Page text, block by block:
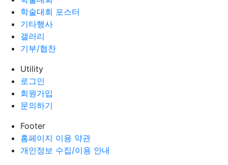
학술대회 포스터
기타행사
갤러리
기부/협찬
Utility
로그인
회원가입
문의하기
Footer
홈페이지 이용 약관
개인정보 수집/이용 안내